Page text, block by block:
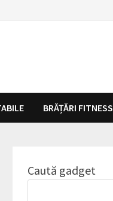
BRĂȚĂRI FITNESS
Caută gadget